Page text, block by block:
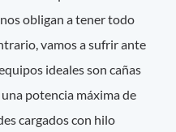
obligan a tener todo
vamos a sufrir ante
ideales son cañas
potencia máxima de
cargados con hilo